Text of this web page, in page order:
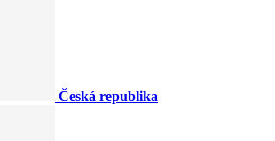
Česká republika